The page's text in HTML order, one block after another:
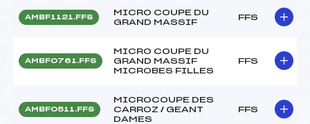
AMBF1121.FFS
MICRO COUPE DU
GRAND MASSIF
FFS
AMBF0761.FFS
MICRO COUPE DU
GRAND MASSIF
MICROBES FILLES
FFS
AMBF0511.FFS
MICROCOUPE DES
CARROZ / GEANT
DAMES
FFS